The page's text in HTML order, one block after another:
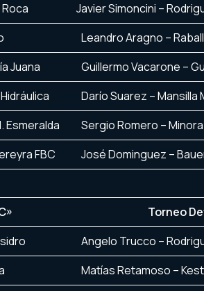
Roca Javier Simoncini –
Leandro Aragno –
Juana
Guillermo Vacarone –
Darío Suarez – Mansilla
Esmeralda
Sergio Romero –
FBC
José Dominguez –
Torneo
Angelo Trucco –
Matías Retamoso –